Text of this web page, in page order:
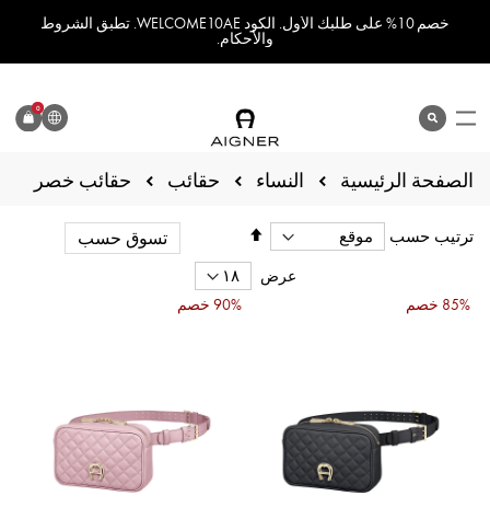
خصم 10% على طلبك الأول. الكود WELCOME10AE. تطبق الشروط
والأحكام.
search
0المنتج
اللغة
الصفحة الرئيسية النساء حقائب حقائب خصر
ترتيب حسب
تحديد
التنازلي
عرض
85% خصم 90% خصم
تسوق حسب